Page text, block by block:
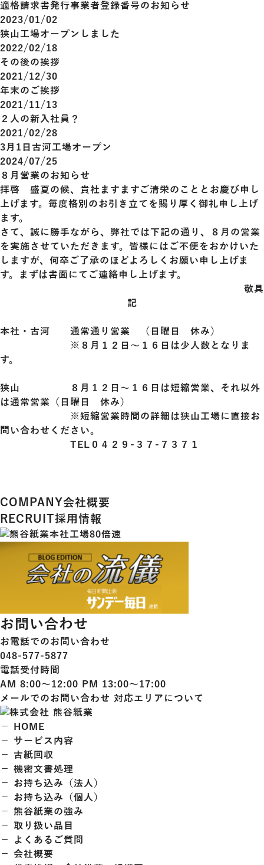
適格請求書発行事業者登録番号のお知らせ
2023/01/02
狭山工場オープンしました
2022/02/18
その後の挨拶
2021/12/30
年末のご挨拶
2021/11/13
２人の新入社員？
2021/02/28
3月1日古河工場オープン
2024/07/25
８月営業のお知らせ
拝啓 盛夏の候、貴社ますますご清栄のこととお慶び申し
上げます。毎度格別のお引き立てを賜り厚く御礼申し上げ
ます。
さて、誠に勝手ながら、弊社では下記の通り、８月の営業
を実施させていただきます。皆様にはご不便をおかけいた
しますが、何卒ご了承のほどよろしくお願い申し上げま
す。まずは書面にてご連絡申し上げます。
敬具
記
本社・古河 通常通り営業 （日曜日 休み）
※８月１２日～１６日は少人数となりま
す。
狭山 ８月１２日～１６日は短縮営業、それ以外
は通常営業（日曜日 休み）
※短縮営業時間の詳細は狭山工場に直接お
問い合わせください。
TEL０４２９-３７-７３７１
COMPANY会社概要
RECRUIT 採用情報
お問い合わせ
お電話でのお問い合わせ
048-577-5877
電話受付時間
AM 8:00～12:00 PM 13:00～17:00
メールでのお問い合わせ 対応エリアについて
－ HOME
－ サービス内容
－ 古紙回収
－ 機密文書処理
－ お持ち込み（法人）
－ お持ち込み（個人）
－ 熊谷紙業の強み
－ 取り扱い品目
－ よくあるご質問
－ 会社概要